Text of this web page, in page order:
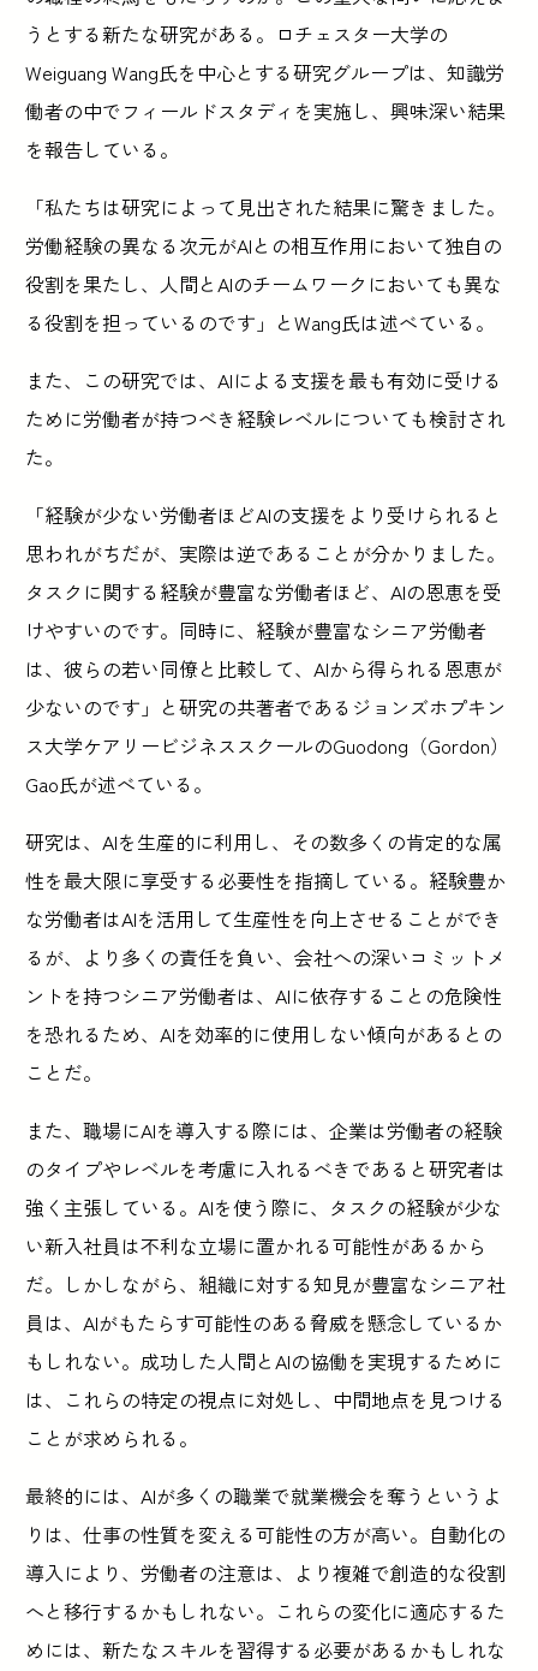
うとする新たな研究がある。ロチェスター大学の
Weiguang Wang氏を中心とする研究グループは、知識労
働者の中でフィールドスタディを実施し、興味深い結果
を報告している。
「私たちは研究によって見出された結果に驚きました。
労働経験の異なる次元がAIとの相互作用において独自の
役割を果たし、人間とAIのチームワークにおいても異な
る役割を担っているのです」とWang氏は述べている。
また、この研究では、AIによる支援を最も有効に受ける
ために労働者が持つべき経験レベルについても検討され
た。
「経験が少ない労働者ほどAIの支援をより受けられると
思われがちだが、実際は逆であることが分かりました。
タスクに関する経験が豊富な労働者ほど、AIの恩恵を受
けやすいのです。同時に、経験が豊富なシニア労働者
は、彼らの若い同僚と比較して、AIから得られる恩恵が
少ないのです」と研究の共著者であるジョンズホプキン
ス大学ケアリービジネススクールのGuodong（Gordon）
Gao氏が述べている。
研究は、AIを生産的に利用し、その数多くの肯定的な属
性を最大限に享受する必要性を指摘している。経験豊か
な労働者はAIを活用して生産性を向上させることができ
るが、より多くの責任を負い、会社への深いコミットメ
ントを持つシニア労働者は、AIに依存することの危険性
を恐れるため、AIを効率的に使用しない傾向があるとの
ことだ。
また、職場にAIを導入する際には、企業は労働者の経験
のタイプやレベルを考慮に入れるべきであると研究者は
強く主張している。AIを使う際に、タスクの経験が少な
い新入社員は不利な立場に置かれる可能性があるから
だ。しかしながら、組織に対する知見が豊富なシニア社
員は、AIがもたらす可能性のある脅威を懸念しているか
もしれない。成功した人間とAIの協働を実現するために
は、これらの特定の視点に対処し、中間地点を見つける
ことが求められる。
最終的には、AIが多くの職業で就業機会を奪うというよ
りは、仕事の性質を変える可能性の方が高い。自動化の
導入により、労働者の注意は、より複雑で創造的な役割
へと移行するかもしれない。これらの変化に適応するた
めには、新たなスキルを習得する必要があるかもしれな